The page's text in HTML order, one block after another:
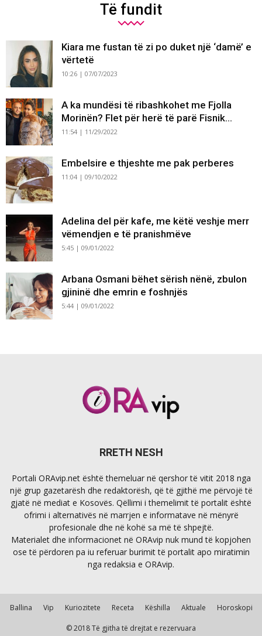
Të fundit
Kiara me fustan të zi po duket një ‘damë’ e
vërtetë
10:26 | 07/07/2023
A ka mundësi të ribashkohet me Fjolla
Morinën? Flet për herë të parë Fisnik...
11:54 | 11/29/2022
Embelsire e thjeshte me pak perberes
11:04 | 09/10/2022
Adelina del për kafe, me këtë veshje merr
vëmendjen e të pranishmëve
5:45 | 09/01/2022
Arbana Osmani bëhet sërish nënë, zbulon
gjininë dhe emrin e foshnjës
5:44 | 09/01/2022
RRETH NESH
Portali ORAvip.net është themeluar në qershor të vitit 2018 nga
një grup gazetarësh dhe redaktorësh, që të gjithë me përvojë të
gjatë në mediat e Kosovës. Qëllimi i themelimit të portalit është
ofrimi i alternativës në marrjen e informatave në mënyrë
profesionale dhe në kohë sa më të shpejtë.
Materialet dhe informacionet në ORAvip nuk mund të kopjohen
ose të përdoren pa iu referuar burimit të portalit apo miratimin
nga redaksia e ORAvip.
Ballina Vip Kuriozitete Receta Këshilla Aktuale Horoskopi
© 2018 Të gjitha të drejtat e rezervuara